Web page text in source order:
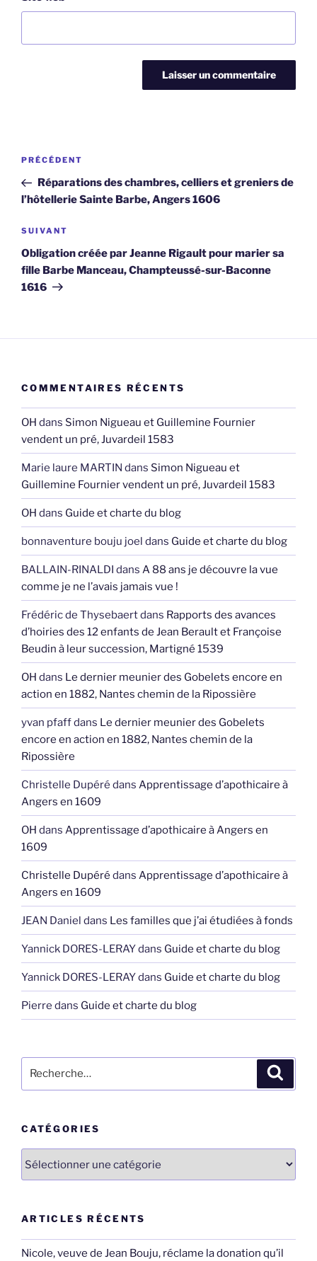
Navigation
l’article
Article
précédent
PRÉCÉDENT
Réparations des chambres, celliers et greniers de
l’hôtellerie Sainte Barbe, Angers 1606
Article
suivant
SUIVANT
Obligation créée par Jeanne Rigault pour marier sa
fille Barbe Manceau, Champteussé-sur-Baconne
1616
COMMENTAIRES RÉCENTS
OH dans Simon Nigueau et Guillemine Fournier
vendent un pré, Juvardeil 1583
Marie laure MARTIN dans Simon Nigueau et
Guillemine Fournier vendent un pré, Juvardeil 1583
OH dans Guide et charte du blog
bonnaventure bouju joel dans Guide et charte du blog
BALLAIN-RINALDI dans A 88 ans je découvre la vue
comme je ne l’avais jamais vue !
Frédéric de Thysebaertdans Rapports des avances
d’hoiries des 12 enfants de Jean Berault et Françoise
Beudin à leur succession, Martigné 1539
OH dans Le dernier meunier des Gobelets encore en
action en 1882, Nantes chemin de la Ripossière
yvan pfaffdans Le dernier meunier des Gobelets
encore en action en 1882, Nantes chemin de la
Ripossière
Christelle Dupéré dans Apprentissage d’apothicaire à
Angers en 1609
OH dans Apprentissage d’apothicaire à Angers en
1609
Christelle Dupéré dans Apprentissage d’apothicaire à
Angers en 1609
JEAN Daniel dans Les familles que j’ai étudiées à fonds
Yannick DORES-LERAYdans Guide et charte du blog
Yannick DORES-LERAYdans Guide et charte du blog
Pierre dans Guide et charte du blog
pour
CATÉGORIES
ARTICLES RÉCENTS
Nicole, veuve de Jean Bouju, réclame la donation qu’il